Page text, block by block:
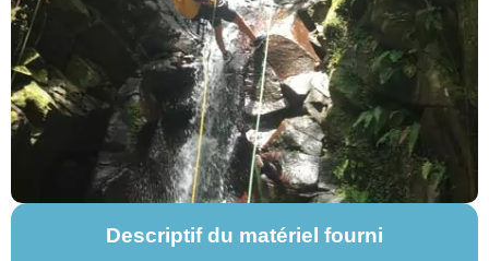
Descriptif du matériel fourni